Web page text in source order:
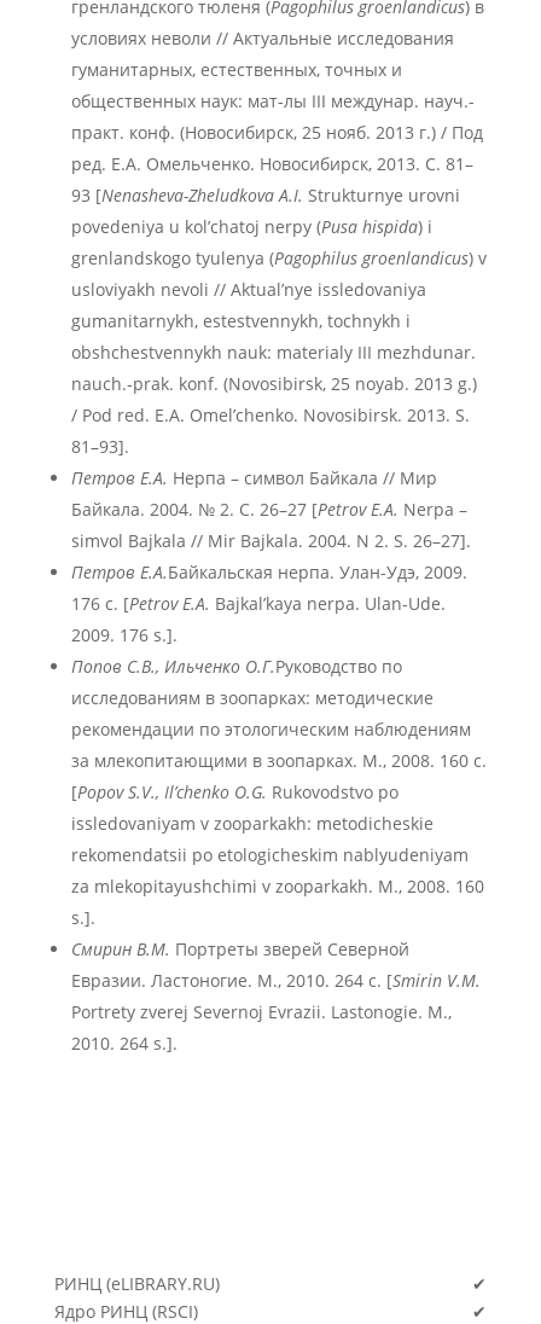
гренландского тюленя (Pagophilusgroenlandicus) в
условиях неволи // Актуальные исследования
гуманитарных, естественных, точных и
общественных наук: мат-лы III междунар. науч.-
практ. конф. (Новосибирск, 25 нояб. 2013 г.) / Под
ред. Е.А. Омельченко. Новосибирск, 2013. С. 81–
93 [Nenasheva-ZheludkovaA.I. Strukturnye urovni
povedeniya u kol’chatoj nerpy (Pusahispida) i
grenlandskogo tyulenya (Pagophilusgroenlandicus) v
usloviyakh nevoli // Aktual’nye issledovaniya
gumanitarnykh, estestvennykh, tochnykh i
obshchestvennykh nauk: materialy III mezhdunar.
nauch.-prak. konf. (Novosibirsk, 25 noyab. 2013 g.)
/ Pod red. E.A. Omel’chenko. Novosibirsk. 2013. S.
81–93].
Петров Е.А. Нерпа – символ Байкала // Мир
Байкала. 2004. № 2. С. 26–27 [Petrov E.A. Nerpa –
simvol Bajkala // Mir Bajkala. 2004. N 2. S. 26–27].
Петров Е.А.Байкальская нерпа. Улан-Удэ, 2009.
176 с. [Petrov E.A. Bajkal’kaya nerpa. Ulan-Ude.
2009. 176 s.].
Попов С.В., Ильченко О.Г.Руководство по
исследованиям в зоопарках: методические
рекомендации по этологическим наблюдениям
за млекопитающими в зоопарках. М., 2008. 160 с.
[PopovS.V., Il’chenkoO.G. Rukovodstvo po
issledovaniyam v zooparkakh: metodicheskie
rekomendatsii po etologicheskim nablyudeniyam
za mlekopitayushchimi v zooparkakh. M., 2008. 160
s.].
Смирин В.М. Портреты зверей Северной
Евразии. Ластоногие. М., 2010. 264 с. [Smirin V.M.
Portrety zverej Severnoj Evrazii. Lastonogie. M.,
2010. 264 s.].
РИНЦ (eLIBRARY.RU)
✔
Ядро РИНЦ (RSCI)
✔